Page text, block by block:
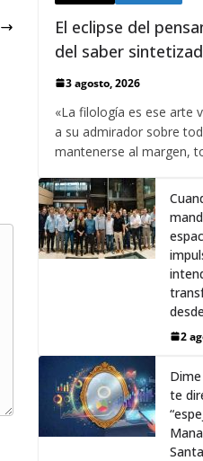
El eclipse del
del saber
3 agosto, 2026
«La filología es ese arte
a su admirador sobre
mantenerse al margen,
2
te